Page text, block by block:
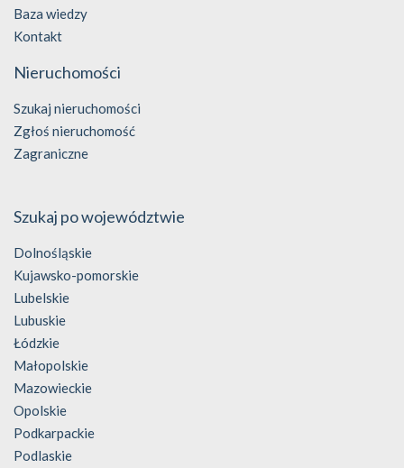
Baza wiedzy
Kontakt
Nieruchomości
Szukaj nieruchomości
Zgłoś nieruchomość
Zagraniczne
Szukaj po województwie
Dolnośląskie
Kujawsko-pomorskie
Lubelskie
Lubuskie
Łódzkie
Małopolskie
Mazowieckie
Opolskie
Podkarpackie
Podlaskie